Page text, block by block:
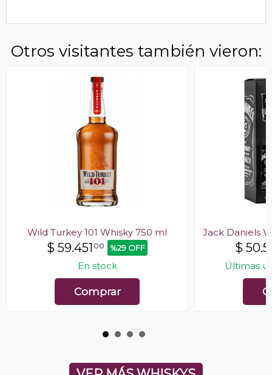
Otros visitantes también vieron:
Wild Turkey 101 Whisky 750 ml
$ 59.451 00 %29 OFF
En stock
Comprar
Jack Daniels
$
Últimas